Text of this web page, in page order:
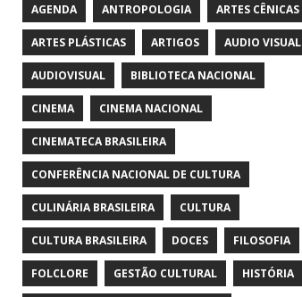
AGENDA ANTROPOLOGIA ARTES CÊNICAS
ARTES PLÁSTICAS ARTIGOS AUDIO VISUAL
AUDIOVISUAL BIBLIOTECA NACIONAL
CINEMA CINEMA NACIONAL
CINEMATECA BRASILEIRA
CONFERÊNCIA NACIONAL DE CULTURA
CULINÁRIA BRASILEIRA CULTURA
CULTURA BRASILEIRA DOCES FILOSOFIA
FOLCLORE GESTÃO CULTURAL HISTÓRIA